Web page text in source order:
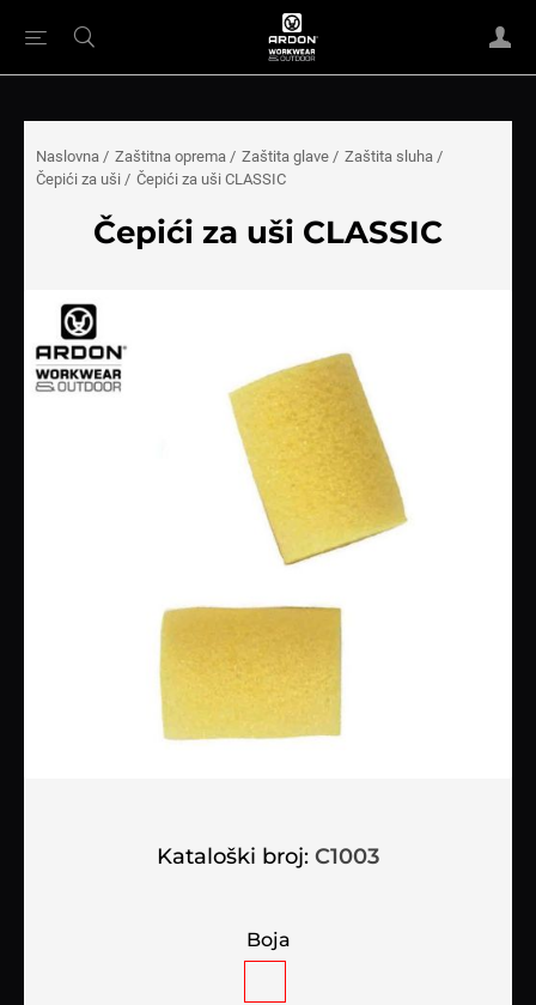
Naslovna / Zaštitna oprema / Zaštita glave / Zaštita sluha /
Čepići za uši / Čepići za uši CLASSIC
Čepići za uši CLASSIC
Kataloški broj: C1003
Boja